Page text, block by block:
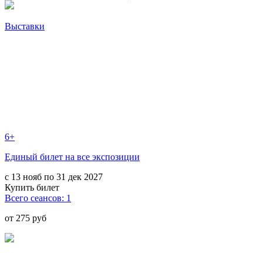
Выставки
6+
Единый билет на все экспозиции
с 13 нояб по 31 дек 2027
Купить билет
Всего сеансов: 1
от 275 руб